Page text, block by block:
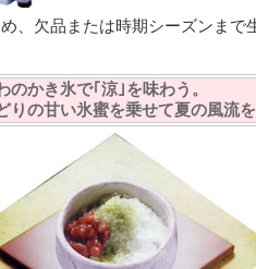
、欠品または時期シーズンまで
のかき氷で｢涼｣を味わう。
りの甘い氷蜜を乗せて夏の風流